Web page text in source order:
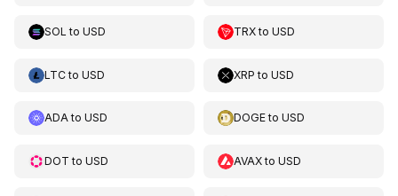
SOL to USD TRXtoUSD
LTCto USD XRP toUSD
ADAto USD DOGEtoUSD
DOT to USD AVAXtoUSD